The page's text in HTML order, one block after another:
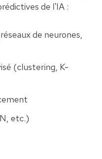
de l'IA :
de neurones,
(clustering, K-
etc.)